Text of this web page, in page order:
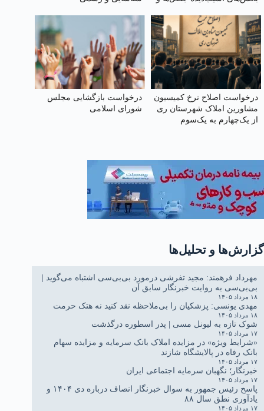
در هر بخش آسیب‌دیده
درخواست اصلاح نرخ کمیسیون
مشاورین املاک شهرستان ری
از یک‌چهارم به یک‌سوم
درخواست بازگشایی مجلس
شورای اسلامی
گزارش‌ها و تحلیل‌ها
مهرداد فرهمند: مجید تفرشی درمورد بی‌بی‌سی اشتباه می‌گوید |
بی‌بی‌سی به روایت خبرنگار سابق آن
۱۸ مرداد ۱۴۰۵
مهدی یونسی: پزشکیان را بی‌ملاحظه نقد کنید نه هتک حرمت
۱۸ مرداد ۱۴۰۵
شوک تازه به لیونل مسی | پدر اسطوره درگذشت
۱۷ مرداد ۱۴۰۵
«شرایط ویژه» در مزایده املاک بانک سرمایه و مزایده سهام
بانک رفاه در پالایشگاه شازند
۱۷ مرداد ۱۴۰۵
خبرنگار؛ نگهبان سرمایه اجتماعی ایران
۱۷ مرداد ۱۴۰۵
پاسخ رئیس جمهور به سوال خبرنگار انصاف درباره دی ۱۴۰۴ و
یادآوری نطق سال ۸۸
۱۷ مرداد ۱۴۰۵